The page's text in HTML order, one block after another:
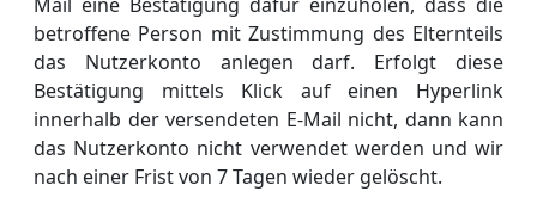
betroffene Person mit Zustimmung des Elternteils
das Nutzerkonto anlegen darf. Erfolgt diese
Bestätigung mittels Klick auf einen Hyperlink
innerhalb der versendeten E-Mail nicht, dann kann
das Nutzerkonto nicht verwendet werden und wir
nach einer Frist von 7 Tagen wieder gelöscht.